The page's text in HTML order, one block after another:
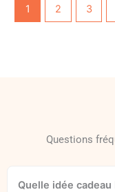
1 2 3
Questions
Quelle idée